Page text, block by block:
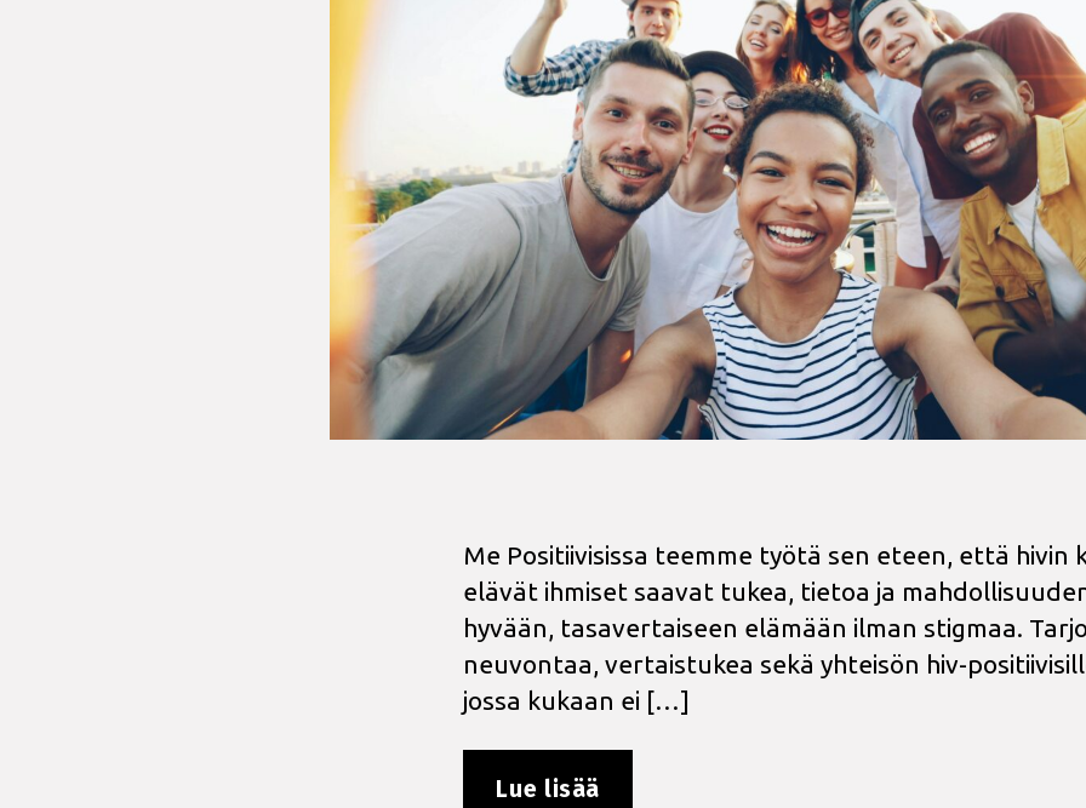
Me Positiivisissa teemme työtä sen eteen, että hivin
elävät ihmiset saavat tukea, tietoa ja
hyvään, tasavertaiseen elämään ilman stigmaa.
neuvontaa, vertaistukea sekä yhteisön hiv-
jossa kukaan ei […]
Lue lisää